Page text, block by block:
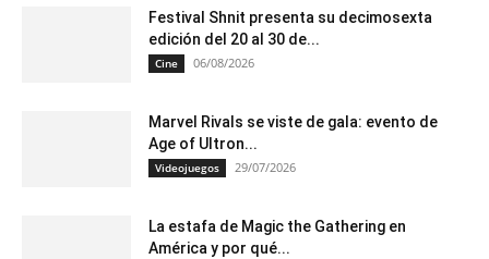
Festival Shnit presenta su decimosexta
edición del 20 al 30 de...
Cine 06/08/2026
Marvel Rivals se viste de gala: evento de
Age of Ultron...
Videojuegos 29/07/2026
La estafa de Magic the Gathering en
América y por qué...